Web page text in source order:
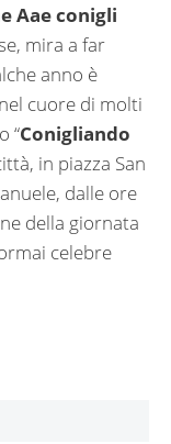
Aae conigli
mira a far
anno è
cuore di molti
“Conigliando
in piazza San
dalle ore
della giornata
celebre